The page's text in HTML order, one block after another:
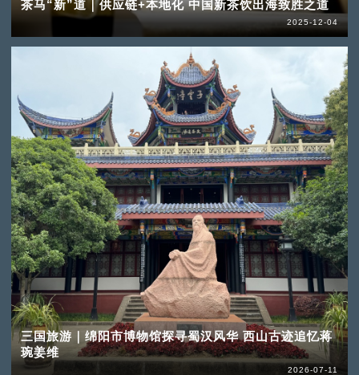
茶马“新”道｜供应链+本地化 中国新茶饮出海致胜之道
2025-12-04
三国旅游｜绵阳市博物馆探寻蜀汉风华 西山古迹追忆蒋
琬姜维
2026-07-11